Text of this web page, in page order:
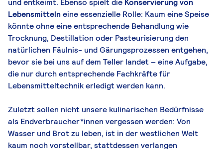
Lebensmittelneine essenzielle Rolle: Kaum eine Speise
könnte ohne eine entsprechende Behandlung wie
Trocknung, Destillation oder Pasteurisierung den
natürlichen Fäulnis- und Gärungsprozessen entgehen,
bevor sie bei uns auf dem Teller landet – eine Aufgabe,
die nur durch entsprechende Fachkräfte für
Lebensmitteltechnik erledigt werden kann.
Zuletzt sollen nicht unsere kulinarischen Bedürfnisse
als Endverbraucher*innen vergessen werden: Von
Wasser und Brot zu leben, ist in der westlichen Welt
kaum noch vorstellbar, stattdessen verlangen